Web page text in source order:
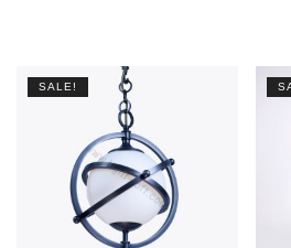
SALE!